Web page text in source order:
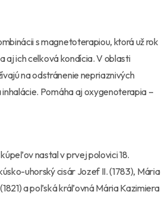
s magnetoterapiou, ktorá už rok
aj ich celková kondícia. V oblasti
na odstránenie nepriaznivých
Pomáha aj oxygenoterapia –
nastal v prvej polovici 18.
uhorský cisár Jozef II. (1783), Mária
a poľská kráľovná Mária Kazimiera